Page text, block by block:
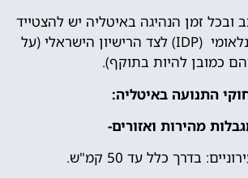
זמן הנהיגה באיטליה יש להצטייד
ברישיון נהיגה בינלאומי (IDP) לצד הרישיון הישראלי (על
כמובן להיות בתוקף).
התנועה באיטליה:
מהירות ואזורים-
בדרך כלל עד 50 קמ"ש.